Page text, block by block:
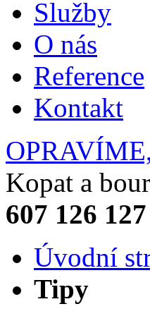
Služby
O nás
Reference
Kontakt
Kopat a
607 126 127
Úvodní
Tipy